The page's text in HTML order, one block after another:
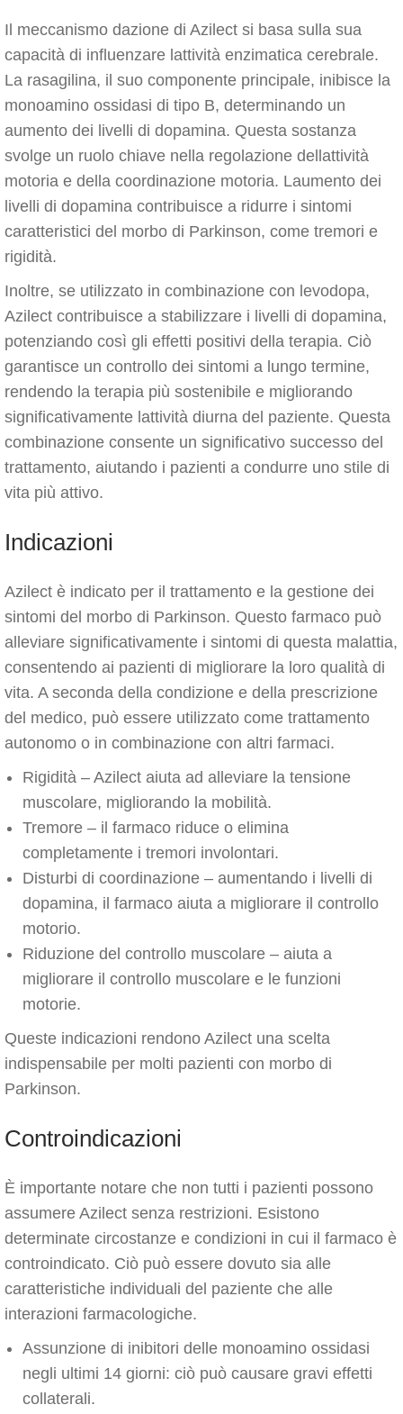
Il meccanismo dazione di Azilect si basa sulla sua
capacità di influenzare lattività enzimatica cerebrale.
La rasagilina, il suo componente principale, inibisce la
monoamino ossidasi di tipo B, determinando un
aumento dei livelli di dopamina. Questa sostanza
svolge un ruolo chiave nella regolazione dellattività
motoria e della coordinazione motoria. Laumento dei
livelli di dopamina contribuisce a ridurre i sintomi
caratteristici del morbo di Parkinson, come tremori e
rigidità.
Inoltre, se utilizzato in combinazione con levodopa,
Azilect contribuisce a stabilizzare i livelli di dopamina,
potenziando così gli effetti positivi della terapia. Ciò
garantisce un controllo dei sintomi a lungo termine,
rendendo la terapia più sostenibile e migliorando
significativamente lattività diurna del paziente. Questa
combinazione consente un significativo successo del
trattamento, aiutando i pazienti a condurre uno stile di
vita più attivo.
Indicazioni
Azilect è indicato per il trattamento e la gestione dei
sintomi del morbo di Parkinson. Questo farmaco può
alleviare significativamente i sintomi di questa malattia,
consentendo ai pazienti di migliorare la loro qualità di
vita. A seconda della condizione e della prescrizione
del medico, può essere utilizzato come trattamento
autonomo o in combinazione con altri farmaci.
Rigidità – Azilect aiuta ad alleviare la tensione
muscolare, migliorando la mobilità.
Tremore – il farmaco riduce o elimina
completamente i tremori involontari.
Disturbi di coordinazione – aumentando i livelli di
dopamina, il farmaco aiuta a migliorare il controllo
motorio.
Riduzione del controllo muscolare – aiuta a
migliorare il controllo muscolare e le funzioni
motorie.
Queste indicazioni rendono Azilect una scelta
indispensabile per molti pazienti con morbo di
Parkinson.
Controindicazioni
È importante notare che non tutti i pazienti possono
assumere Azilect senza restrizioni. Esistono
determinate circostanze e condizioni in cui il farmaco è
controindicato. Ciò può essere dovuto sia alle
caratteristiche individuali del paziente che alle
interazioni farmacologiche.
Assunzione di inibitori delle monoamino ossidasi
negli ultimi 14 giorni: ciò può causare gravi effetti
collaterali.